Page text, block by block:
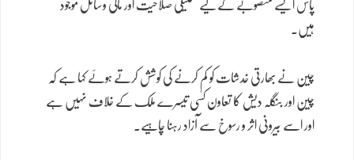
پاس ایسے منصوبے کے لیے تکنیکی صلاحیت اور مالی وسائل موجود
ہیں۔
چین نے بھارتی خدشات کو کم کرنے کی کوشش کرتے ہوئے کہا ہے کہ
چین اور بنگلہ دیش کا تعاون کسی تیسرے ملک کے خلاف نہیں ہے
اور اسے بیرونی اثر و رسوخ سے آزاد رہنا چاہیے۔